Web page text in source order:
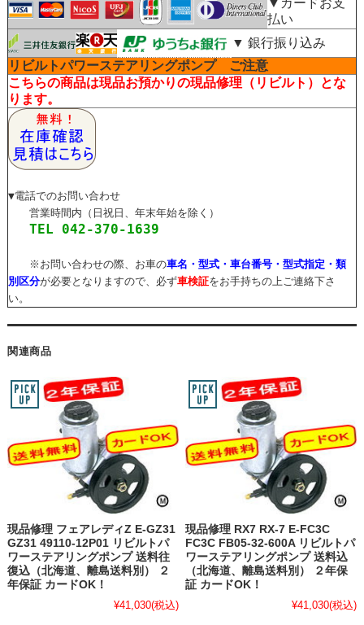
▼カードお支
払い
▼ 銀行振り込み
リビルトパワーステアリングポンプ ご注意
こちらの商品は現品お預かりの現品修理（リビルト）とな
ります。
▼電話でのお問い合わせ
営業時間内（日祝日、年末年始を除く）
TEL 042-370-1639
※お問い合わせの際、お車の車名・型式・車台番号・型式指定・類
別区分が必要となりますので、必ず車検証をお手持ちの上ご連絡下さ
い。
関連商品
現品修理 フェアレディZ E-GZ31
GZ31 49110-12P01 リビルトパ
ワーステアリングポンプ 送料往
復込（北海道、離島送料別） ２
年保証 カードOK！
¥41,030(税込)
現品修理 RX7 RX-7 E-FC3C
FC3C FB05-32-600A リビルトパ
ワーステアリングポンプ 送料込
（北海道、離島送料別） ２年保
証 カードOK！
¥41,030(税込)